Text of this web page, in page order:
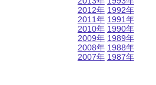
2012年
2011年
2010年
2009年
2008年
2007年
1992年
1991年
1990年
1989年
1988年
1987年